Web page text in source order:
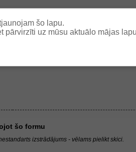
šo formu
izstrādājums - vēlams pielikt skici.
šo lapu.
pārvirzīti uz mūsu aktuālo mājas